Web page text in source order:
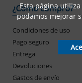
¿Cómo compro?
Condiciones de uso
Pago seguro
Entrega
Devoluciones
Gastos de envío
Esta página
podamos mejorar